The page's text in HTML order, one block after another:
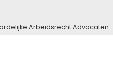
Arbeidsrecht Advocaten